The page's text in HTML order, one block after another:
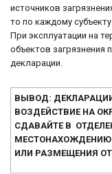
источников
то по каждому
При эксплуатации на
объектов загрязнения
декларации.
ВЫВОД:
ВОЗДЕЙСТВИЕ НА
СДАВАЙТЕ В
МЕСТОНАХОЖДЕНИЮ
ИЛИ РАЗМЕЩЕНИЯ